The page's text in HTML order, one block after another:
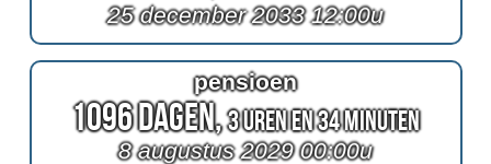
25 december 2033 12:00u
pensioen
1096 Dagen,3 Uren en 34 Minuten
8 augustus 2029 00:00u